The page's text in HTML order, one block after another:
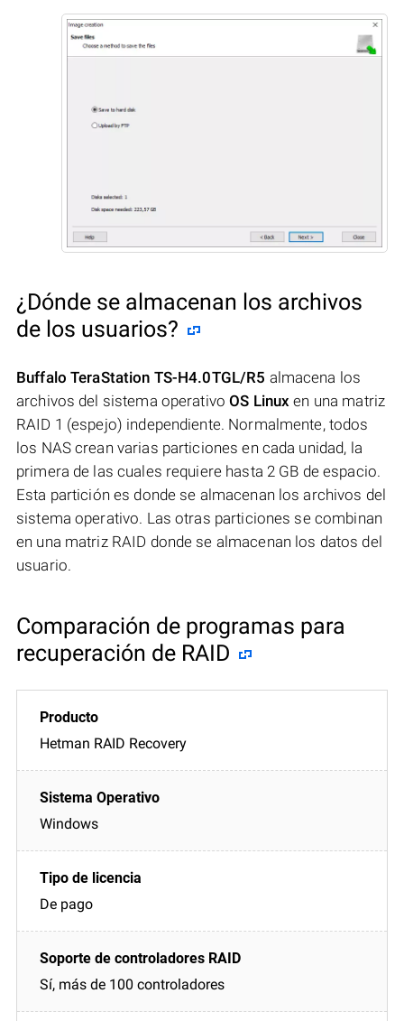
¿Dónde se almacenan los archivos
de los usuarios?
Buffalo TeraStation TS-H4.0TGL/R5 almacena los
archivos del sistema operativoOS Linux en una matriz
RAID 1 (espejo) independiente. Normalmente, todos
los NAS crean varias particiones en cada unidad, la
primera de las cuales requiere hasta 2 GB de espacio.
Esta partición es donde se almacenan los archivos del
sistema operativo. Las otras particiones se combinan
en una matriz RAID donde se almacenan los datos del
usuario.
Comparación de programas para
recuperación de RAID
Hetman RAID Recovery
Windows
De pago
Sí, más de 100 controladores